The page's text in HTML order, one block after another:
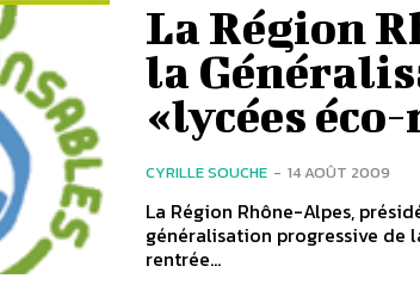
La Région
la
«lycées
CYRILLE SOUCHE - 14 AOÛT 2009
La Région Rhône-Alpes,
généralisation progressive de
rentrée...